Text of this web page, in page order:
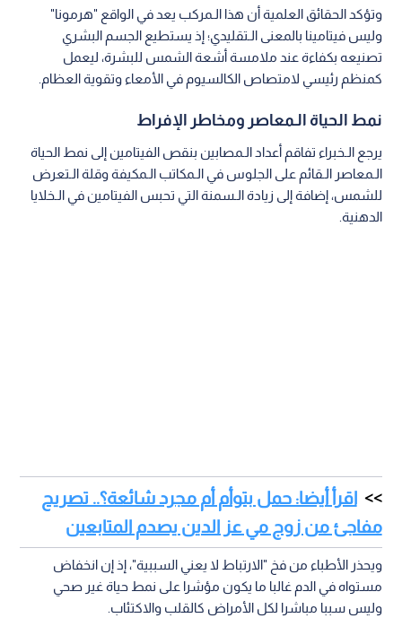
وتؤكد الحقائق العلمية أن هذا الـمركب يعد في الواقع "هرمونا"
وليس فيتامينا بالمعنى الـتقليدي؛ إذ يستطيع الجسم البشري
تصنيعه بكفاءة عند ملامسة أشعة الشمس للبشرة، ليعمل
كمنظم رئيسي لامتصاص الكالسيوم في الأمعاء وتقوية العظام.
نمط الحياة الـمعاصر ومخاطر الإفراط
يرجع الـخبراء تفاقم أعداد الـمصابين بنقص الفيتامين إلى نمط الحياة
الـمعاصر الـقائم على الجلوس في الـمكاتب الـمكيفة وقلة الـتعرض
للشمس، إضافة إلى زيادة الـسمنة التي تحبس الفيتامين في الـخلايا
الدهنية.
اقرأ أيضا: حمل بتوأم أم مجرد شائعة؟.. تصريح
مفاجئ من زوج مي عز الدين يصدم المتابعين
ويحذر الأطباء من فخ "الارتباط لا يعني السببية"، إذ إن انخفاض
مستواه في الدم غالبا ما يكون مؤشرا على نمط حياة غير صحي
وليس سببا مباشرا لكل الأمراض كالقلب والاكتئاب.